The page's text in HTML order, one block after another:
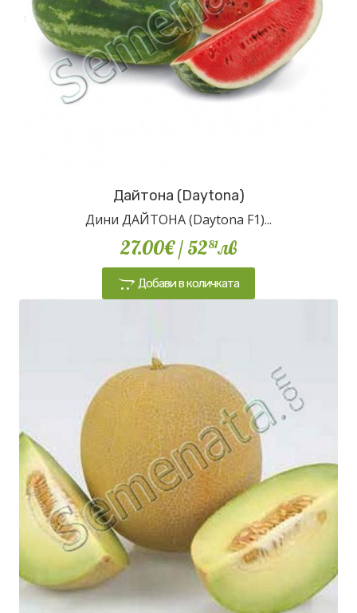
Дайтона (Daytona)
Дини ДАЙТОНА (Daytona F1)...
27.00€/ 5281лв
Добави в количката